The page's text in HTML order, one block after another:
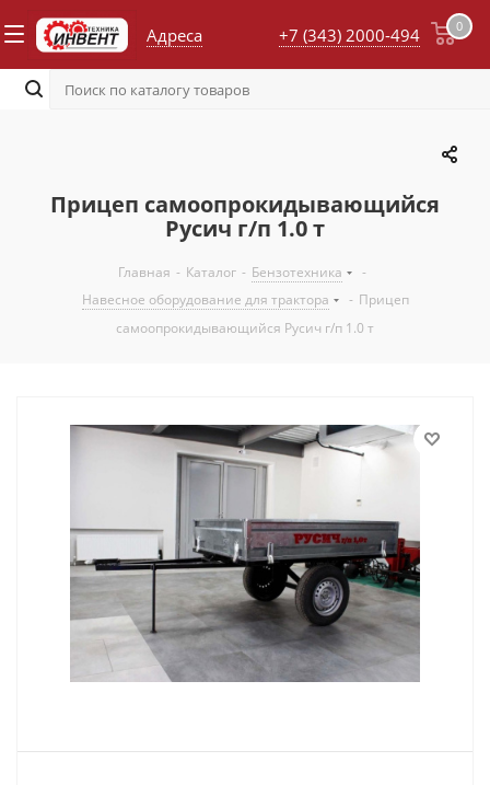
Адреса 0
+7 (343) 2000-494
Прицеп самоопрокидывающийся
Русич г/п 1.0 т
Главная - Каталог - Бензотехника
-
Навесное оборудование для трактора
- Прицеп
самоопрокидывающийся Русич г/п 1.0 т